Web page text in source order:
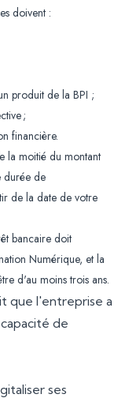
doivent :
produit de la BPI ;
;
financière.
la moitié du montant
durée de
de la date de votre
bancaire doit
Numérique, et la
d'au moins trois ans.
que l'entreprise a
de
ses